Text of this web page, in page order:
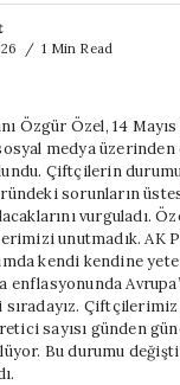
1 Min Read
Özgür Özel, 14
medya
Çiftçilerin
sorunların
vurguladı.
unutmadık. AK
kendi kendine
enflasyonunda
sayısı günden
Bu durumu